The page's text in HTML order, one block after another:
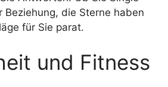
Beziehung, die Sterne haben
für Sie parat.
und Fitness